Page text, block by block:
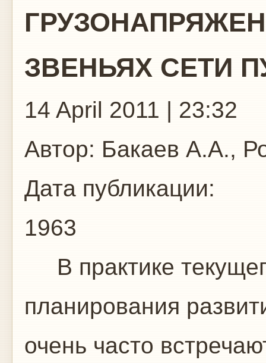
ЗВЕНЬЯХ СЕТИ
14 April 2011 | 23:32
Автор: Бакаев А.А.,
Дата публикации:
1963
В практике
планирования
очень часто